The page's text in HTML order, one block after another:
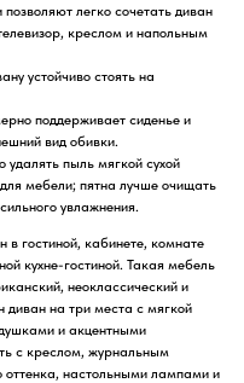
легко сочетать диван
креслом и напольным
устойчиво стоять на
поддерживает сиденье и
вид обивки.
удалять пыль мягкой сухой
мебели; пятна лучше очищать
увлажнения.
в гостиной, кабинете, комнате
кухне-гостиной. Такая мебель
неоклассический и
диван на три места с мягкой
и акцентными
с креслом, журнальным
оттенка, настольными лампами и